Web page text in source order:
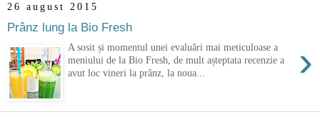
26 august 2015
Prânz lung la Bio Fresh
›
A sosit și momentul unei evaluări mai meticuloase a
meniului de la Bio Fresh, de mult așteptata recenzie a
avut loc vineri la prânz, la noua...